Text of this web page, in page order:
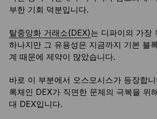
부한 기회 덕분입니다.
탈중앙화 거래소(DEX)는 디파이의 가장
하나지만 그 유용성은 지금까지 기본 블
계 때문에 제약이 많았습니다.
바로 이 부분에서 오스모시스가 등장합
록체인 DEX가 직면한 문제의 극복을 위
대 DEX입니다.